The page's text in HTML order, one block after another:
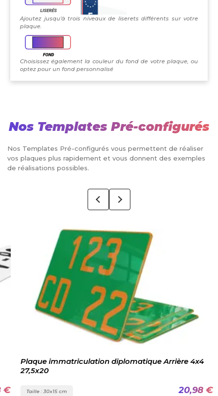
Ajoutez jusqu'à trois niveaux de liserets différents sur votre
plaque.
Choisissez également la couleur du fond de votre plaque, ou
optez pour un fond personnalisé
Nos Templates Pré-configurés
Nos Templates Pré-configurés vous permettent de réaliser
vos plaques plus rapidement et vous donnent des exemples
de réalisations possibles.
€
Plaque immatriculation diplomatique Arrière 4x4
27,5x20
Taille : 30x15 cm 20,98 €